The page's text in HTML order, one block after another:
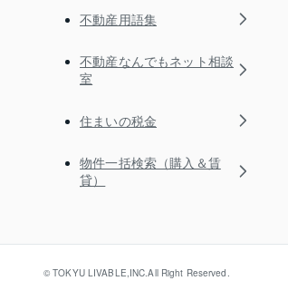
不動産用語集
不動産なんでもネット相談
室
住まいの税金
物件一括検索（購入＆賃
貸）
© TOKYU LIVABLE,INC.All Right Reserved.